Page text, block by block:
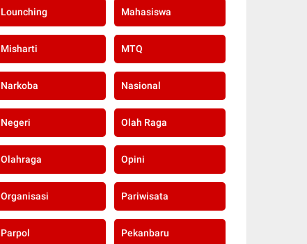
Lounching Mahasiswa
Misharti MTQ
Narkoba Nasional
Negeri Olah Raga
Olahraga Opini
Organisasi Pariwisata
Parpol Pekanbaru